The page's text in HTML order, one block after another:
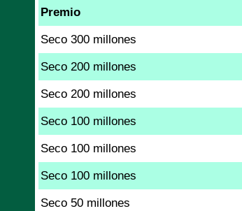
Premio
Seco 300 millones
Seco 200 millones
Seco 200 millones
Seco 100 millones
Seco 100 millones
Seco 100 millones
Seco 50 millones